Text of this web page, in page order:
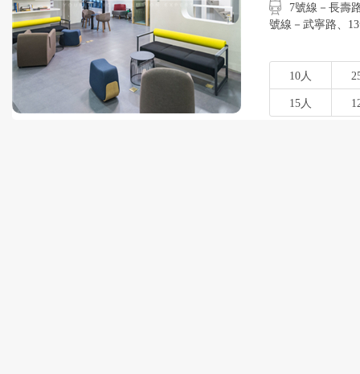
7號線－長壽路
號線－武寧路
10人
15人